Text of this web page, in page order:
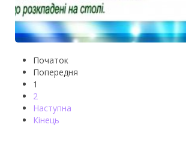
Початок
Попередня
1
2
Наступна
Кінець